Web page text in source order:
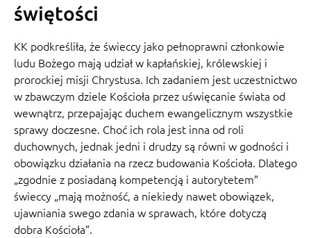
świętości
KK podkreśliła, że świeccy jako pełnoprawni członkowie
ludu Bożego mają udział w kapłańskiej, królewskiej i
prorockiej misji Chrystusa. Ich zadaniem jest uczestnictwo
w zbawczym dziele Kościoła przez uświęcanie świata od
wewnątrz, przepajając duchem ewangelicznym wszystkie
sprawy doczesne. Choć ich rola jest inna od roli
duchownych, jednak jedni i drudzy są równi w godności i
obowiązku działania na rzecz budowania Kościoła. Dlatego
„zgodnie z posiadaną kompetencją i autorytetem”
świeccy „mają możność, a niekiedy nawet obowiązek,
ujawniania swego zdania w sprawach, które dotyczą
dobra Kościoła”.